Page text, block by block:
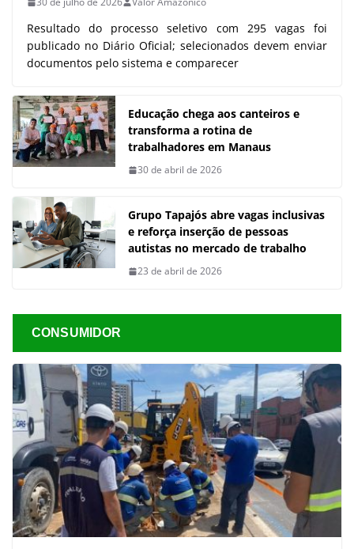
Resultado do processo seletivo com 295 vagas foi
publicado no Diário Oficial; selecionados devem enviar
documentos pelo sistema e comparecer
Educação chega aos canteiros e
transforma a rotina de
trabalhadores em Manaus
30 de abril de 2026
Grupo Tapajós abre vagas inclusivas
e reforça inserção de pessoas
autistas no mercado de trabalho
23 de abril de 2026
CONSUMIDOR